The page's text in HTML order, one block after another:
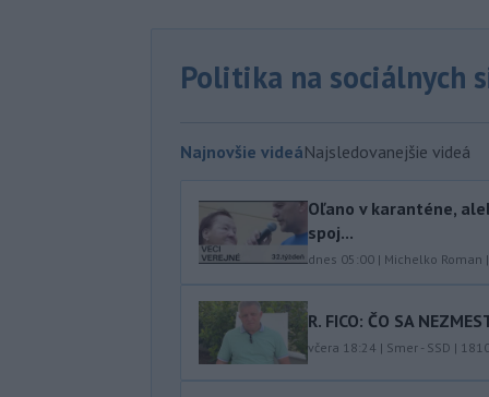
Politika na sociálnych
Najnovšie videáNajsledovanejšie videá
Oľano v karanténe,
spoj...
dnes 05:00 | Michelko Roman |
R. FICO: ČO SA
včera 18:24 | Smer - SSD |